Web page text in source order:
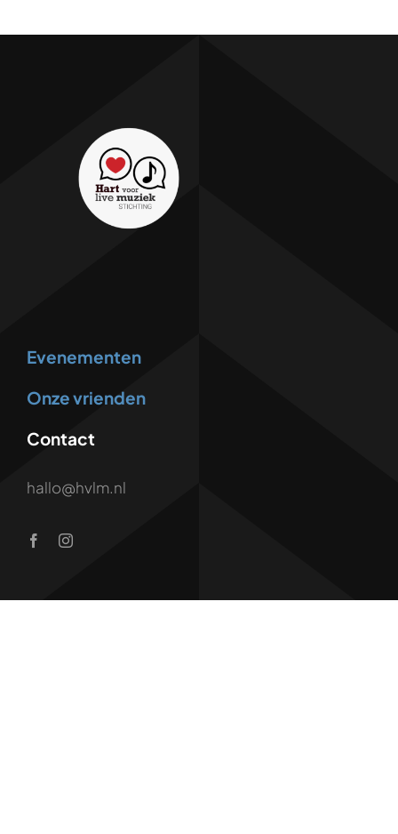
Evenementen
Onze vrienden
Contact
hallo@hvlm.nl